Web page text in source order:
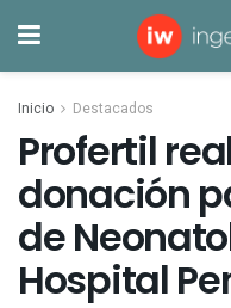
Inicio Destacados
Profertil
donación
de
Hospital